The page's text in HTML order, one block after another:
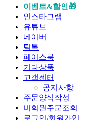
저희 쇼핑몰은 고객님의 안전한 거래를
비스를 적용하고 있습니다.
이벤트&할인🎁
인스타그램
유튜브
네이버
틱톡
페이스북
기타상품
고객센터